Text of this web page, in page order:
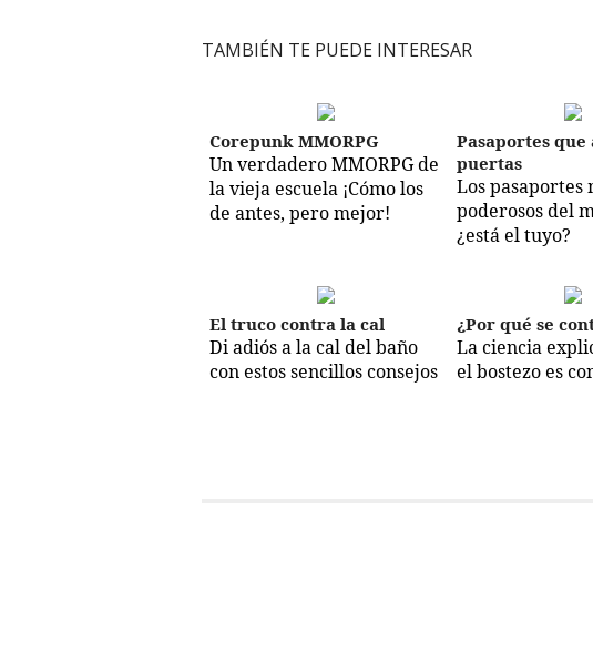
TAMBIÉN TE PUEDE INTERESAR
Corepunk MMORPG
Un verdadero MMORPG de
la vieja escuela ¡Cómo los
de antes, pero mejor!
Pasaportes que
puertas
Los pasaportes
poderosos del
¿está el tuyo?
El truco contra la cal
Di adiós a la cal del baño
con estos sencillos consejos
¿Por qué se
La ciencia
el bostezo es